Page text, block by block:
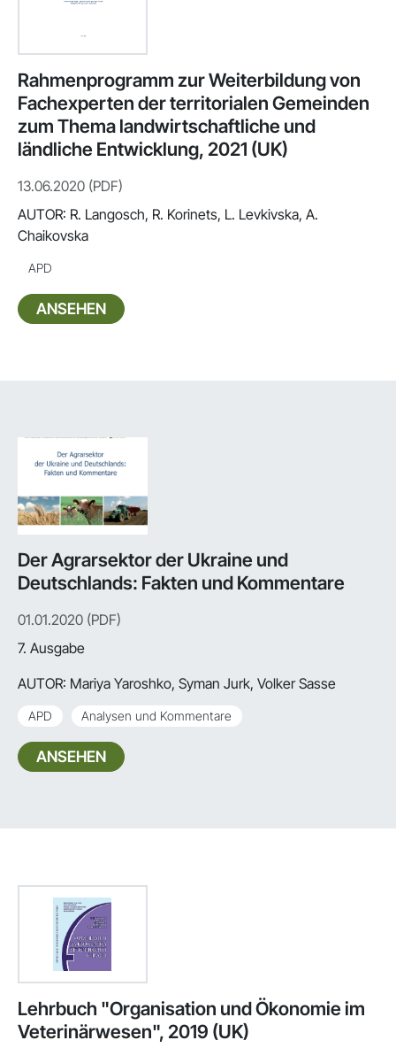
Rahmenprogramm zur Weiterbildung von
Fachexperten der territorialen Gemeinden
zum Thema landwirtschaftliche und
ländliche Entwicklung, 2021 (UK)
13.06.2020 (PDF)
AUTOR: R. Langosch, R. Korinets, L. Levkivska, A.
Chaikovska
APD
ANSEHEN
Der Agrarsektor der Ukraine und
Deutschlands: Fakten und Kommentare
01.01.2020 (PDF)
7. Ausgabe
AUTOR: Mariya Yaroshko, Syman Jurk, Volker Sasse
APD Analysen und Kommentare
ANSEHEN
Lehrbuch "Organisation und Ökonomie im
Veterinärwesen", 2019 (UK)